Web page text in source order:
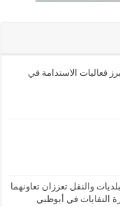
فعاليات الاستدامة في
والنقل تعززان تعاونهما
النفايات في أبوظبي